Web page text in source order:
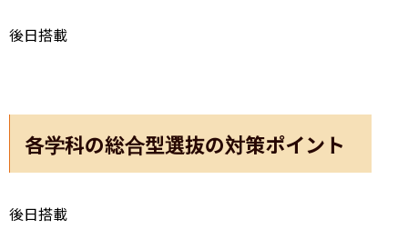
後日搭載
各学科の総合型選抜の対策ポイント
後日搭載